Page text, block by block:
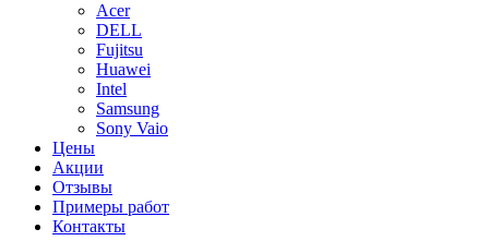
Acer
DELL
Fujitsu
Huawei
Intel
Samsung
Sony Vaio
Цены
Акции
Отзывы
Примеры работ
Контакты